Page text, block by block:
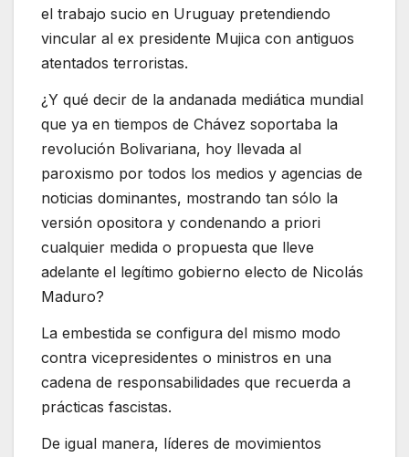
el trabajo sucio en Uruguay pretendiendo
vincular al ex presidente Mujica con antiguos
atentados terroristas.
¿Y qué decir de la andanada mediática mundial
que ya en tiempos de Chávez soportaba la
revolución Bolivariana, hoy llevada al
paroxismo por todos los medios y agencias de
noticias dominantes, mostrando tan sólo la
versión opositora y condenando a priori
cualquier medida o propuesta que lleve
adelante el legítimo gobierno electo de Nicolás
Maduro?
La embestida se configura del mismo modo
contra vicepresidentes o ministros en una
cadena de responsabilidades que recuerda a
prácticas fascistas.
De igual manera, líderes de movimientos